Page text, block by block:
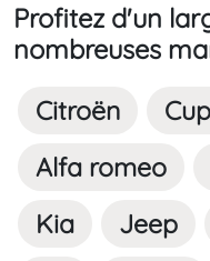
Profitez d'un
nombreuses
Citroën
Alfa romeo
Kia
Jeep